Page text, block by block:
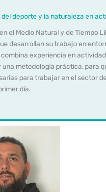
deporte y la naturaleza en
el Medio Natural y de Tiempo
desarrollan su trabajo en
experiencia en
metodología práctica, para
para trabajar en el sector
día.